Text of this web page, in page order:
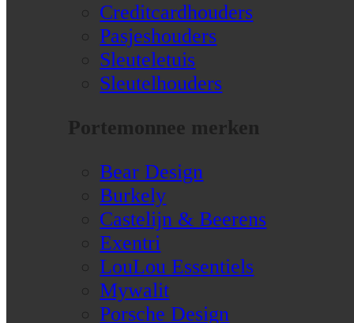
Creditcardhouders
Pasjeshouders
Sleuteletuis
Sleutelhouders
Portemonnee merken
Bear Design
Burkely
Castelijn & Beerens
Exentri
LouLou Essentiels
Mywalit
Porsche Design